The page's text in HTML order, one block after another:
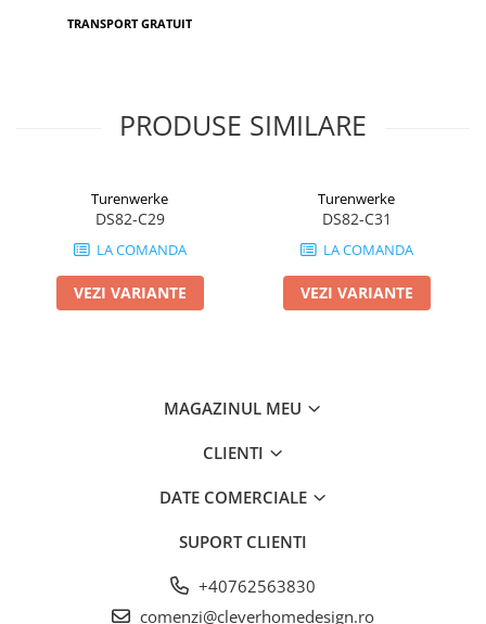
TRANSPORT GRATUIT
PRODUSE SIMILARE
Turenwerke
DS82-C29
LA COMANDA
VEZI VARIANTE
Turenwerke
DS82-C31
LA COMANDA
VEZI VARIANTE
MAGAZINUL MEU
CLIENTI
DATE COMERCIALE
SUPORT CLIENTI
+40762563830
comenzi@cleverhomedesign.ro